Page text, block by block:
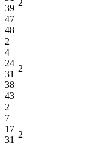
39
47
48
2
2
4
24
31
38
43
2
2
7
17
31
2